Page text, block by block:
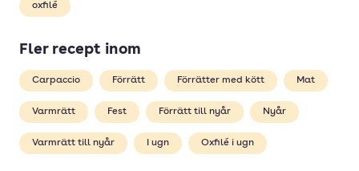
oxfilé
Fler recept inom
Carpaccio Förrätt Förrätter med kött Mat
Varmrätt Fest Förrätt till nyår Nyår
Varmrätt till nyår I ugn Oxfilé i ugn